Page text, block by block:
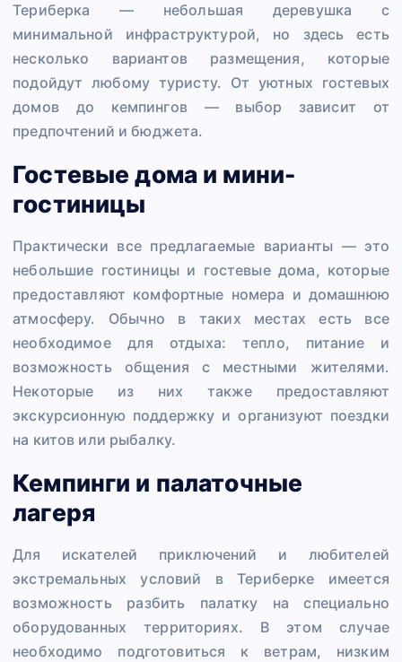
Териберка — небольшая деревушка с
минимальной инфраструктурой, но здесь есть
несколько вариантов размещения, которые
подойдут любому туристу. От уютных гостевых
домов до кемпингов — выбор зависит от
предпочтений и бюджета.
Гостевые дома и мини-
гостиницы
Практически все предлагаемые варианты — это
небольшие гостиницы и гостевые дома, которые
предоставляют комфортные номера и домашнюю
атмосферу. Обычно в таких местах есть все
необходимое для отдыха: тепло, питание и
возможность общения с местными жителями.
Некоторые из них также предоставляют
экскурсионную поддержку и организуют поездки
на китов или рыбалку.
Кемпинги и палаточные
лагеря
Для искателей приключений и любителей
экстремальных условий в Териберке имеется
возможность разбить палатку на специально
оборудованных территориях. В этом случае
необходимо подготовиться к ветрам, низким